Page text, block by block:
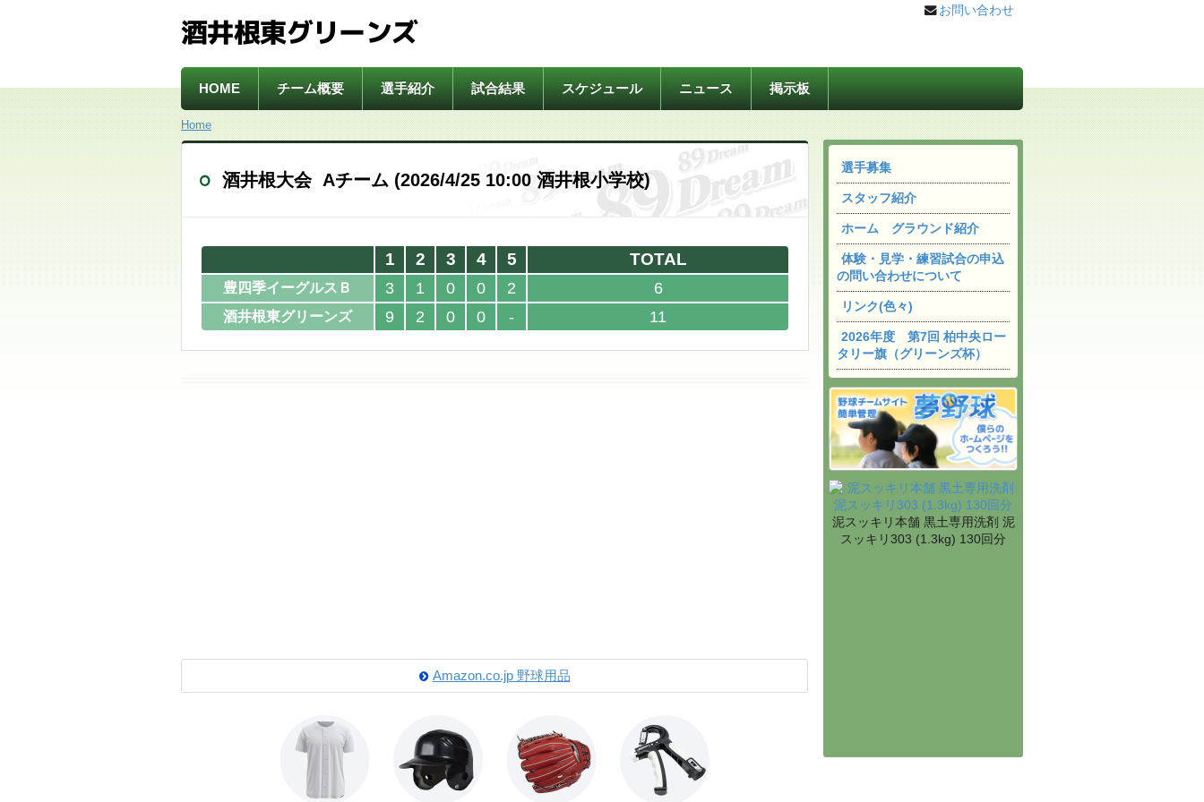
酒井根東グリーンズ
お問い合わせ
HOME チーム概要 選手紹介 試合結果 スケジュール ニュース 掲示板
選手募集
スタッフ紹介
ホーム グラウンド紹介
体験・見学・練習試合の申込
の問い合わせについて
リンク(色々)
2026年度 第7回 柏中央ロー
タリー旗（グリーンズ杯）
泥スッキリ本舗 黒土専用洗剤 泥
スッキリ303 (1.3kg) 130回分
Home
酒井根大会 Aチーム (2026/4/25 10:00 酒井根小学校)
1 2 3 4 5 TOTAL
豊四季イーグルスＢ 3 1 0 0 2 6
酒井根東グリーンズ 9 2 0 0 - 11
Amazon.co.jp 野球用品